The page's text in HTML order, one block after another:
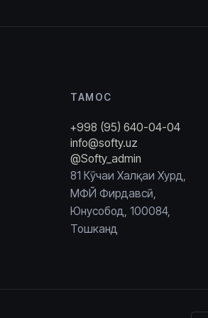
ТАМОС
+998 (95) 640-04-04
info@softy.uz
@Softy_admin
81 Кӯчаи Халқаи Хурд,
МФЙ Фирдавсӣ,
Юнусобод, 100084,
Тошканд